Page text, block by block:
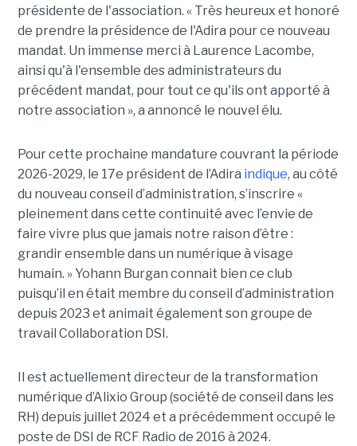
présidente de l'association. « Très heureux et honoré
de prendre la présidence de l'Adira pour ce nouveau
mandat. Un immense merci à Laurence Lacombe,
ainsi qu'à l'ensemble des administrateurs du
précédent mandat, pour tout ce qu'ils ont apporté à
notre association », a annoncé le nouvel élu.
Pour cette prochaine mandature couvrant la période
2026-2029, le 17e président de l’Adira indique, au côté
du nouveau conseil d’administration, s’inscrire «
pleinement dans cette continuité avec l’envie de
faire vivre plus que jamais notre raison d’être :
grandir ensemble dans un numérique à visage
humain. »Yohann Burgan connait bien ce club
puisqu’il en était membre du conseil d’administration
depuis 2023 et animait également son groupe de
travail Collaboration DSI.
Il est actuellement directeur de la transformation
numérique d’Alixio Group (société de conseil dans les
RH) depuis juillet 2024 et a précédemment occupé le
poste de DSI de RCF Radio de 2016 à 2024.